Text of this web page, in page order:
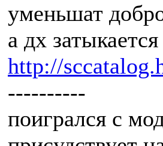
уменьшат
а дх
http://
----------
поигрался с